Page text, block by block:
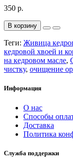
350 р.
В корзину
Теги: Живица
кедровой хвоей и
на кедровом масле,
чистку, очищение
Информация
О нас
Способы
Доставка
Политика
Служба поддержки